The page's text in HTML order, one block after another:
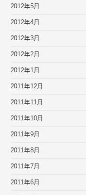
2012年5月
2012年4月
2012年3月
2012年2月
2012年1月
2011年12月
2011年11月
2011年10月
2011年9月
2011年8月
2011年7月
2011年6月